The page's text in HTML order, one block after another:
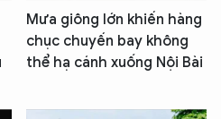
Mưa giông lớn khiến hàng
chục chuyến bay không
thể hạ cánh xuống Nội Bài